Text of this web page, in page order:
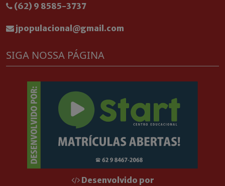
(62) 9 8585-3737
jpopulacional@gmail.com
SIGA NOSSA PÁGINA
Desenvolvido por